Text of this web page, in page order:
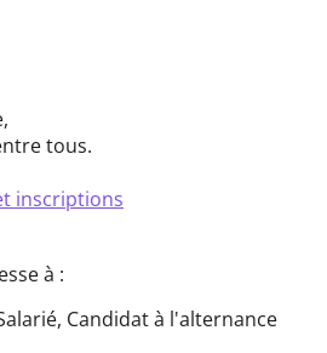
tous.
inscriptions
à :
Candidat à l'alternance